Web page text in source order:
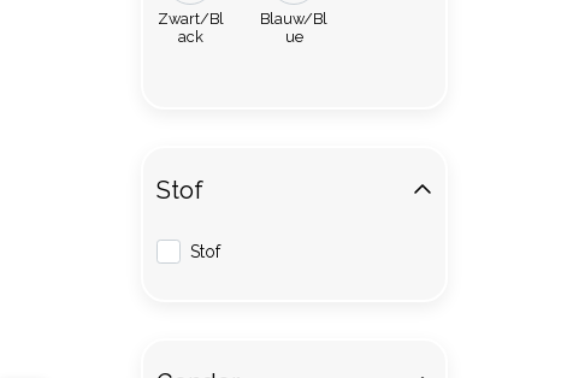
Zwart/Bl
ack
Blauw/Bl
ue
Stof
Stof